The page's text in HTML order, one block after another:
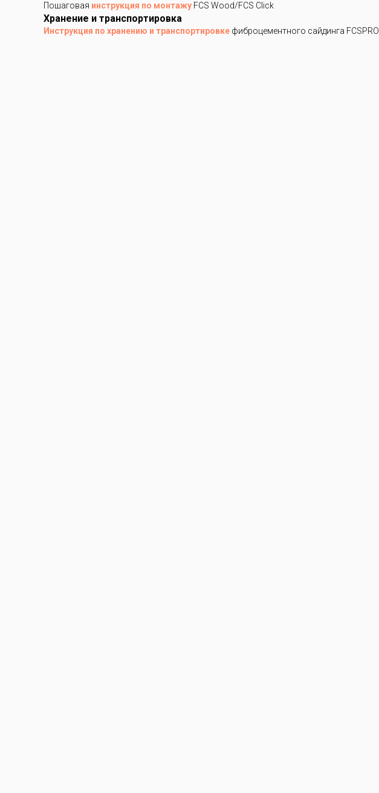
Пошаговая инструкция по монтажу FCS Wood/FCS Click
Хранение и транспортировка
Инструкция по хранению и транспортировке фиброцементного сайдинга FCSPRO